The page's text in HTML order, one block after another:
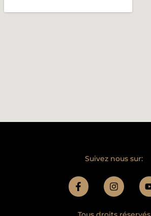
Suivez nous sur: